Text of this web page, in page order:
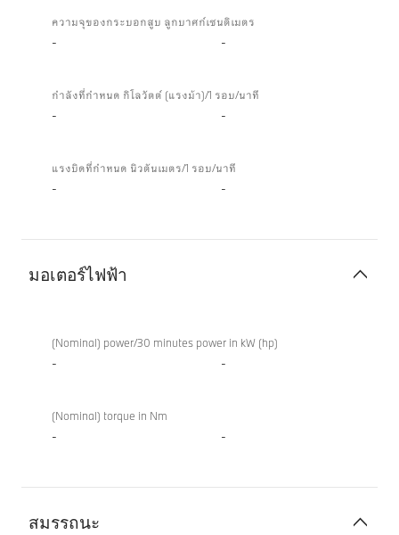
ความจุของกระบอกสูบ ลูกบาศก์เซนติเมตร
- -
กำลังที่กำหนด กิโลวัตต์ (แรงม้า)/1 รอบ/นาที
- -
แรงบิดที่กำหนด นิวตันเมตร/1 รอบ/นาที
- -
มอเตอร์ไฟฟ้า
ไฟฟ้า(Nominal) power/30 minutes power in kW (hp)
- -
(Nominal) torque in Nm
- -
สมรรถนะ